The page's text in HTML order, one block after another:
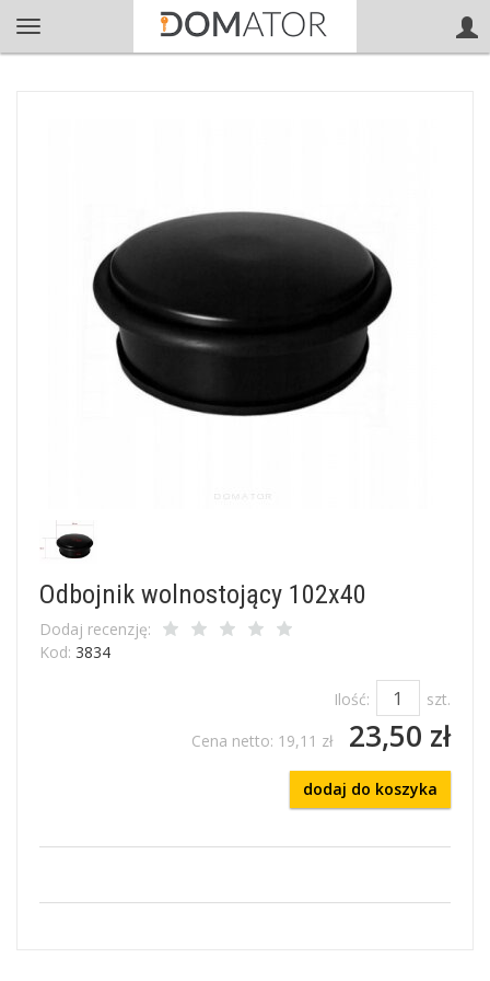
Odbojnik wolnostojący 102x40
Dodaj recenzję:
Kod: 3834
Ilość:
szt.
Cena netto: 19,11 zł 23,50 zł
dodaj do koszyka